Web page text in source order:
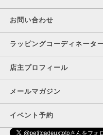
お問い合わせ
ラッピングコーディネー
店主プロフィール
メールマガジン
イベント予約